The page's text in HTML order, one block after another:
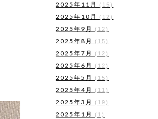
2025年11月 (15)
2025年10月 (12)
2025年9月 (12)
2025年8月 (15)
2025年7月 (12)
2025年6月 (12)
2025年5月 (15)
2025年4月 (11)
2025年3月 (19)
2025年1月 (1)